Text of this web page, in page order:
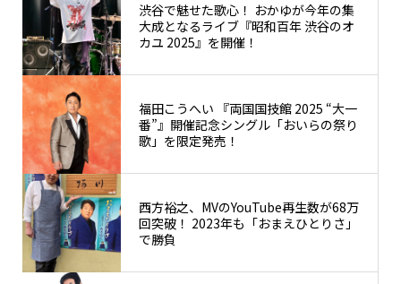
渋谷で魅せた歌心！ おかゆが今年の集
大成となるライブ『昭和百年 渋谷のオ
カユ 2025』を開催！
福田こうへい 『両国国技館 2025 “大一
番”』開催記念シングル「おいらの祭り
歌」を限定発売！
西方裕之、MVのYouTube再生数が68万
回突破！ 2023年も「おまえひとりさ」
で勝負